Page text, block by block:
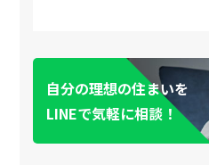
自分の理想の住まいを
LINEで気軽に相談！